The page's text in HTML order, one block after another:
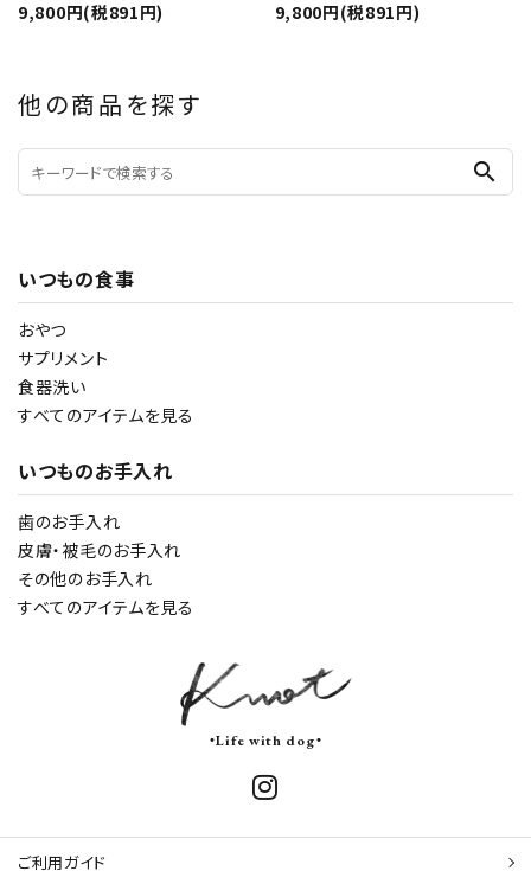
9,800円(税891円)
ト~
9,800円(税891円)
他の商品を探す
search
いつもの食事
おやつ
サプリメント
食器洗い
すべてのアイテムを見る
いつものお手入れ
歯のお手入れ
皮膚・被毛のお手入れ
その他のお手入れ
すべてのアイテムを見る
・Life with dog・
ご利用ガイド